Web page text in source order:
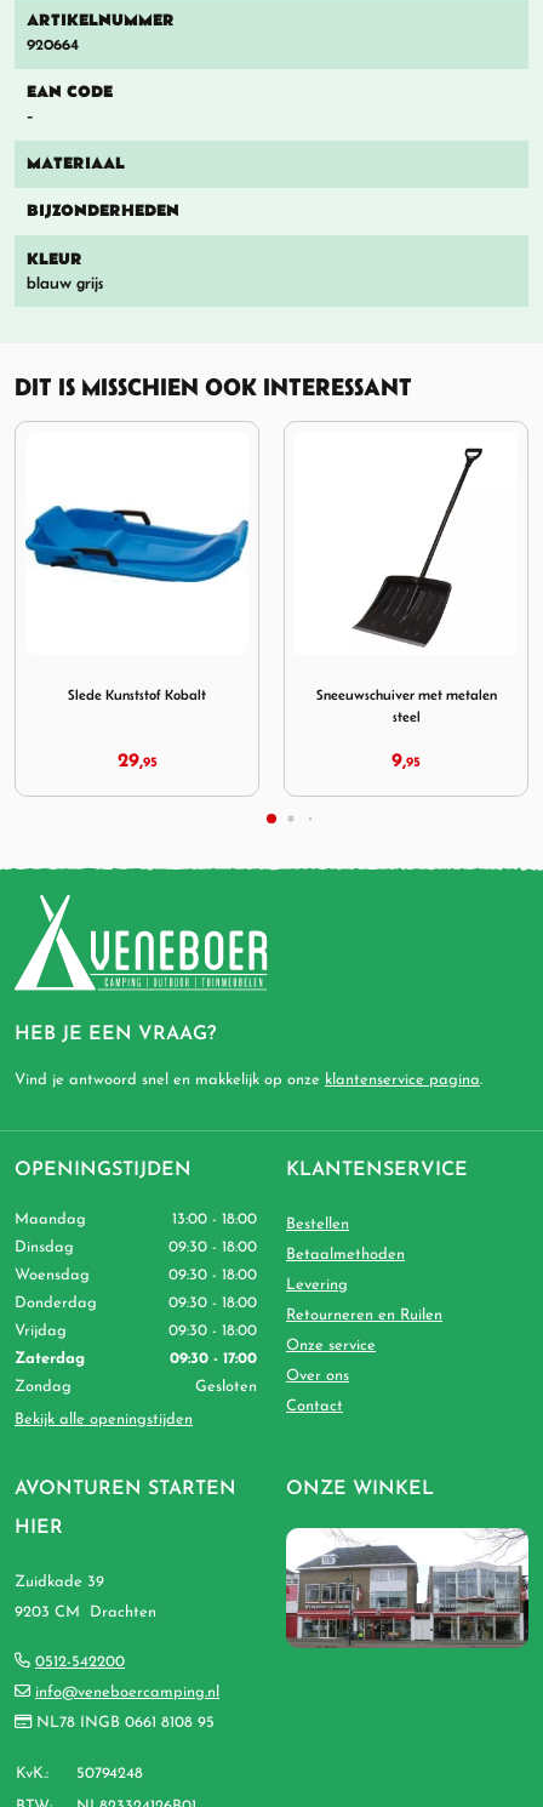
ARTIKELNUMMER
920664
EAN CODE
-
MATERIAAL
BIJZONDERHEDEN
KLEUR
blauw grijs
DIT IS MISSCHIEN OOK INTERESSANT
Sneeuwschuiver met metalen
9,
Viking Schaats Helm Vprint Grijs
Vanaf
HEB JE EEN VRAAG?
Vind je antwoord snel en makkelijk op onze klantenservice pagina.
AVONTUREN STARTEN
HIER
Zuidkade 39
9203 CM Drachten
0512-542200
info@veneboercamping.nl
NL78 INGB 0661 8108 95
KvK.: 50794248
OPENINGSTIJDEN
Maandag
13:00 - 18:00
Dinsdag
09:30 - 18:00
Woensdag
09:30 - 18:00
Donderdag
09:30 - 18:00
Vrijdag
09:30 - 18:00
Zaterdag
09:30 - 17:00
Zondag
Gesloten
Bekijk alle openingstijden
KLANTENSERVICE
Bestellen
Betaalmethoden
Levering
Retourneren en Ruilen
Onze service
Over ons
Contact
ONZE WINKEL